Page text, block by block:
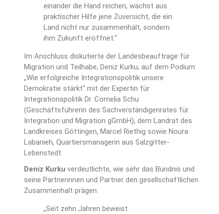
einander die Hand reichen, wächst aus
praktischer Hilfe jene Zuversicht, die ein
Land nicht nur zusammenhält, sondern
ihm Zukunft eröffnet.“
Im Anschluss diskutierte der Landesbeauftrage für
Migration und Teilhabe, Deniz Kurku, auf dem Podium
„Wie erfolgreiche Integrationspolitik unsere
Demokratie stärkt“ mit der Expertin für
Integrationspolitik Dr. Cornelia Schu
(Geschäftsführerin des Sachverständigenrates für
Integration und Migration gGmbH), dem Landrat des
Landkreises Göttingen, Marcel Riethig sowie Noura
Labanieh, Quartiersmanagerin aus Salzgitter-
Lebenstedt.
Deniz Kurku verdeutlichte, wie sehr das Bündnis und
seine Partnerinnen und Partner den gesellschaftlichen
Zusammenhalt prägen:
„Seit zehn Jahren beweist